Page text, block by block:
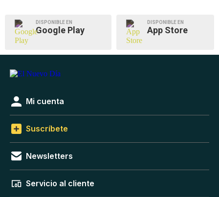
DISPONIBLE EN
Google Play
DISPONIBLE EN
App Store
Mi cuenta
Suscríbete
Newsletters
Servicio al cliente